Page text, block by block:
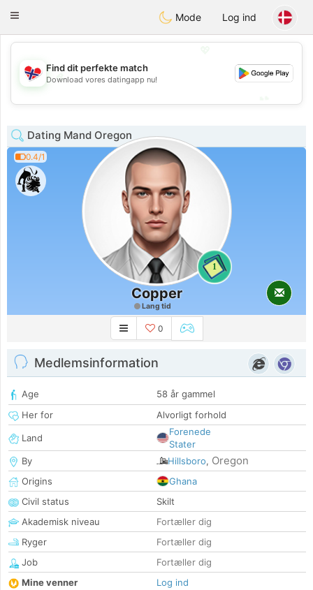
EkteNordmenn
Toggle
Mode Log ind
💖
💕
Find dit perfekte match
Download vores datingapp nu!
Dating Mand Oregon
0.4/1
1
Copper
Lang tid
0
Medlemsinformation
Age
58 år gammel
Her for
Alvorligt forhold
Land
Forenede
Stater
By
Hillsboro, Oregon
Origins
Ghana
Civil status
Skilt
Akademisk niveau
Fortæller dig
Ryger
Fortæller dig
Job
Fortæller dig
Mine venner
Log ind